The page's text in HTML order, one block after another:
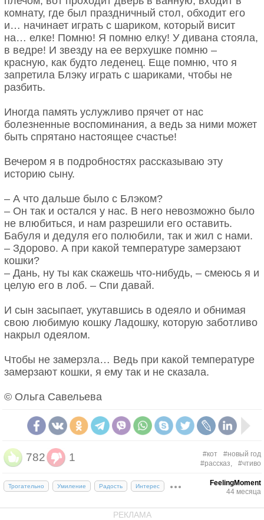
комнату, где был праздничный стол, обходит его
и… начинает играть с шариком, который висит
на… елке! Помню! Я помню елку! У дивана стояла,
в ведре! И звезду на ее верхушке помню –
красную, как будто леденец. Еще помню, что я
запретила Блэку играть с шариками, чтобы не
разбить.
Иногда память услужливо прячет от нас
болезненные воспоминания, а ведь за ними может
быть спрятано настоящее счастье!
Вечером я в подробностях рассказываю эту
историю сыну.
– А что дальше было с Блэком?
– Он так и остался у нас. В него невозможно было
не влюбиться, и нам разрешили его оставить.
Бабуля и дедуля его полюбили, так и жил с нами.
– Здорово. А при какой температуре замерзают
кошки?
– Дань, ну ты как скажешь что-нибудь, – смеюсь я и
целую его в лоб. – Спи давай.
И сын засыпает, укутавшись в одеяло и обнимая
свою любимую кошку Ладошку, которую заботливо
накрыл одеялом.
Чтобы не замерзла… Ведь при какой температуре
замерзают кошки, я ему так и не сказала.
© Ольга Савельева
782 1 #кот
#новый год
#рассказ,
#чтиво
Трогательно Умиление Радость Интерес
FeelingMoment
44 месяца
РЕКЛАМА